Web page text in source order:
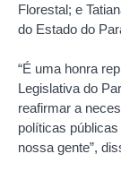
Florestal; e
do Estado do
“É uma honra
Legislativa do
reafirmar a
políticas
nossa gente”,